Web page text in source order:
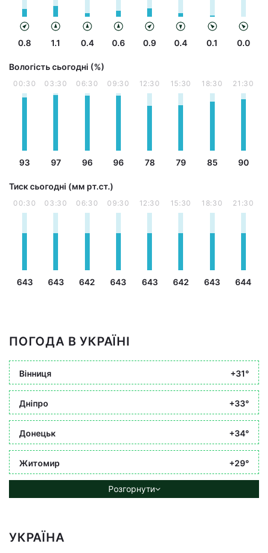
0.8 1.1 0.4 0.6 0.9 0.4 0.1 0.0
Вологість сьогодні (%)
00:30
93
03:30
97
06:30
96
09:30
96
12:30
78
15:30
79
18:30
85
21:30
90
Тиск сьогодні (мм рт.ст.)
00:30
643
03:30
643
06:30
642
09:30
643
12:30
643
15:30
642
18:30
643
21:30
644
ПОГОДА В УКРАЇНІ
Вінниця +31°
Дніпро +33°
Донецьк +34°
Житомир +29°
Розгорнути
УКРАЇНА